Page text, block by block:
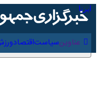
عناوین‌ سیاست اقتصاد